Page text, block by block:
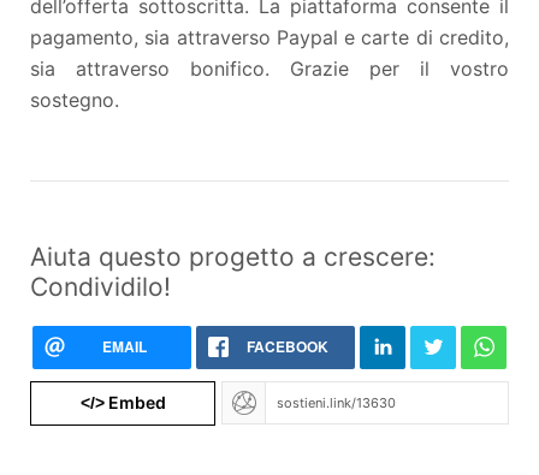
dell’offerta sottoscritta. La piattaforma consente il
pagamento, sia attraverso Paypal e carte di credito,
sia attraverso bonifico. Grazie per il vostro
sostegno.
Aiuta questo progetto a crescere:
Condividilo!
EMAIL FACEBOOK
</>Embed